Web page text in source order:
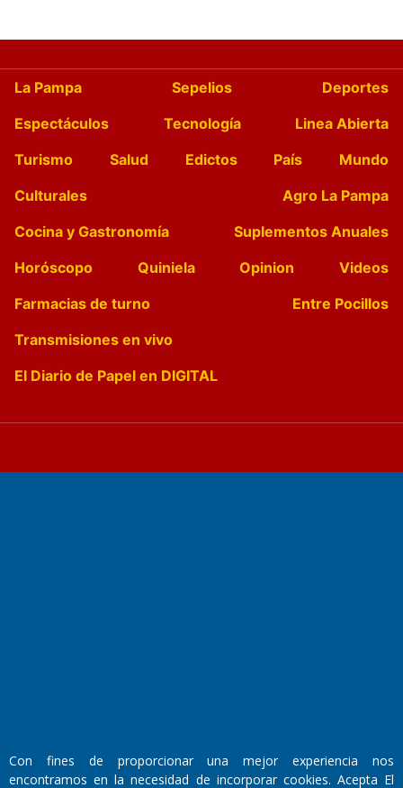
La Pampa Sepelios
Deportes
Espectáculos
Tecnología
Linea Abierta
Turismo
Salud Edictos País
Mundo
Culturales
Agro La Pampa
Cocina y Gastronomía
Suplementos Anuales
Horóscopo
Quiniela Opinion
Videos
Farmacias de turno
Entre Pocillos
Transmisiones en vivo
El Diario de Papel en DIGITAL
Con fines de proporcionar una mejor experiencia nos
encontramos en la necesidad de incorporar cookies. Acepta El